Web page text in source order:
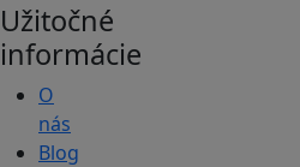
Užitočné
informácie
O
nás
Blog